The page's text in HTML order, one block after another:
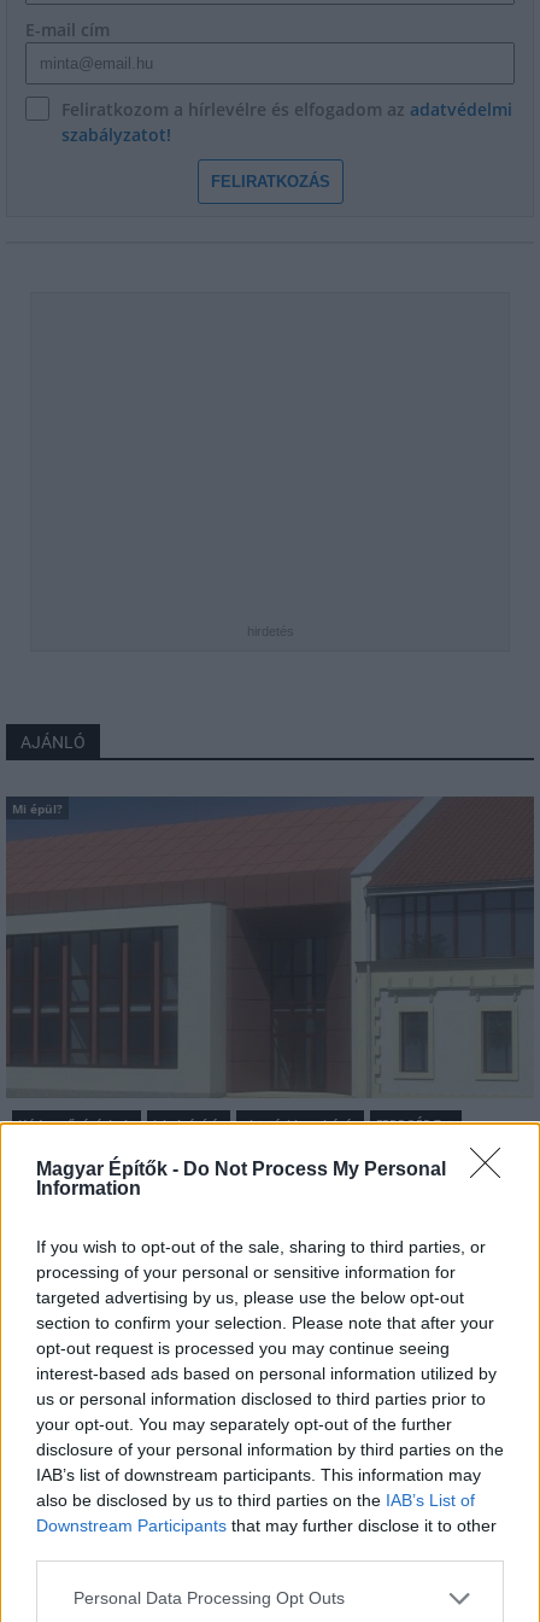
Magyar Építők - Do Not Process My Personal
Information
If you wish to opt-out of the sale, sharing to third parties, or
processing of your personal or sensitive information for
targeted advertising by us, please use the below opt-out
section to confirm your selection. Please note that after your
opt-out request is processed you may continue seeing
interest-based ads based on personal information utilized by
us or personal information disclosed to third parties prior to
your opt-out. You may separately opt-out of the further
disclosure of your personal information by third parties on the
IAB’s list of downstream participants. This information may
also be disclosed by us to third parties on the IAB’s List of
Downstream Participants that may further disclose it to other
Please note that this website/app uses one or more Google
Personal Data Processing Opt Outs
E-mail cím
Feliratkozom a hírlevélre és elfogadom az adatvédelmi
szabályzatot!
FELIRATKOZÁS
hirdetés
AJÁNLÓ
Mi épül?
Hódmezővásárhely iskolaépítés oktatási beruházás FERROÉP Zrt.
Másfélszeresére bővítik Hódmezővásárhely jó hírű
református iskoláját
kivitelezheti; a munkák csaknem egy évig tartanak majd.
Mi épül?